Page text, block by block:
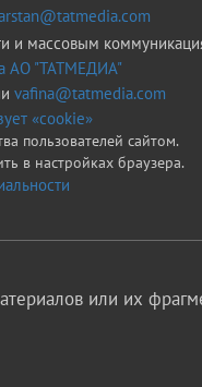
и массовым
АО "ТАТМЕДИА"
vafina@tatmedia.com
«cookie»
пользователей сайтом.
в настройках браузера.
или их